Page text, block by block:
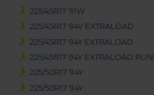
225/45R17 91W
225/45R17 94V EXTRALOAD
225/45R17 94Y EXTRALOAD
225/45R17 94Y EXTRALOAD
225/50R17 94Y
225/50R17 94Y